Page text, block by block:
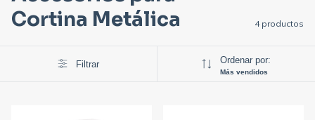
Cortina Metálica
4 productos
Filtrar Ordenar por:
Más vendidos